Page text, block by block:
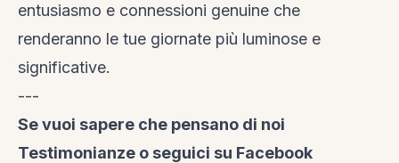
entusiasmo e connessioni genuine che
renderanno le tue giornate più luminose e
significative.
---
Se vuoi sapere che pensano di noi
Testimonianze o seguici su Facebook